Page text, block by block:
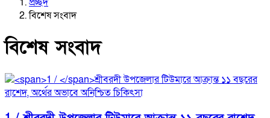
বিশেষ সংবাদ
বিশেষ সংবাদ